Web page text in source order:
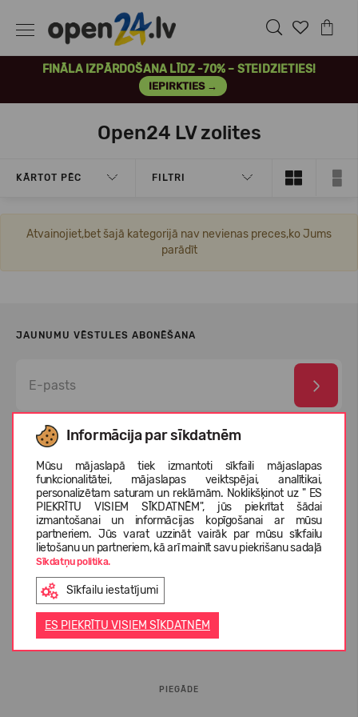
FINĀLA IZPĀRDOŠANA LĪDZ -70% – STEIDZIETIES!
IEPIRKTIES →
Informācija par sīkdatnēm
Mūsu mājaslapā tiek izmantoti sīkfaili mājaslapas
funkcionalitātei, mājaslapas veiktspējai, analītikai,
personalizētam saturam un reklāmām. Noklikšķinot uz " ES
PIEKRĪTU VISIEM SĪKDATNĒM", jūs piekrītat šādai
izmantošanai un informācijas kopīgošanai ar mūsu
partneriem. Jūs varat uzzināt vairāk par mūsu sīkfailu
lietošanu un partneriem, kā arī mainīt savu piekrišanu sadaļā
Sīkdatņu politika.
Sīkfailu iestatījumi
ES PIEKRĪTU VISIEM SĪKDATNĒM
Open24 LV zolites
KĀRTOT PĒC FILTRI
Atvainojiet,bet šajā kategorijā nav nevienas preces,ko Jums
parādīt
JAUNUMU VĒSTULES ABONĒŠANA
Esmu izlasījis un piekrītu
datu aizsardzības noteikumi
INFORMĀCIJA PIRCĒJIEM
PIEGĀDE